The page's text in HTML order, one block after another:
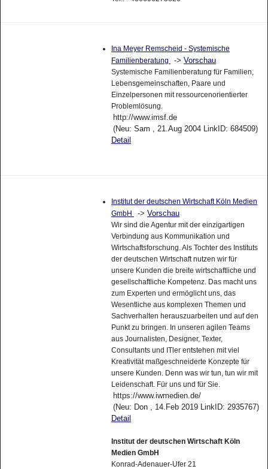
Ina Meyer Remscheid - Systemische
Familienberatung
-> Vorschau
Systemische Familienberatung für Familien,
Lebensgemeinschaften, Paare und
Einzelpersonen mit ressourcenorientierter
Problemlösung.
http://www.imsf.de
(Neu: Sam , 21.Aug 2004 LinkID: 684509)
Detail
Institut der deutschen Wirtschaft Köln Medien
GmbH
-> Vorschau
Wir sind die Agentur mit der einzigartigen
Verbindung aus Kommunikation und
Wirtschaftsforschung. Als Tochter des Instituts
der deutschen Wirtschaft nutzen wir für
unsere Kunden die breite wirtschaftliche und
gesellschaftliche Kompetenz. Das macht uns
zum Experten und ermöglicht uns, das
Wesentliche aus komplexen Themen und
Sachverhalten herauszuarbeiten und auf den
Punkt zu bringen. In unseren agilen Teams
aus Journalisten, Designer, Texter,
Consultants und ITler entstehen mit viel
Kreativität maßgeschneiderte Konzepte für
unsere Kunden. Denn was wir tun, tun wir mit
Leidenschaft. Für uns und für Sie.
https://www.iwmedien.de/
(Neu: Don , 14.Feb 2019 LinkID: 2935767)
Detail
Institut der deutschen Wirtschaft Köln
Medien GmbH
Konrad-Adenauer-Ufer 21